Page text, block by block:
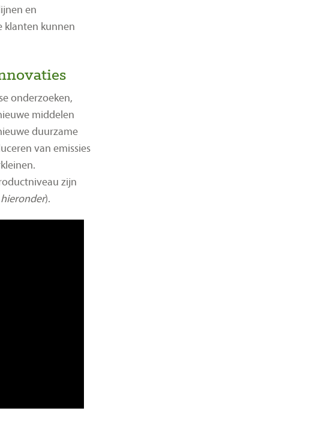
en
klanten kunnen
onderzoeken,
middelen
duurzame
van emissies
zijn
).